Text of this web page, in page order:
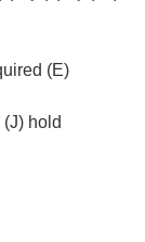
(E)
hold